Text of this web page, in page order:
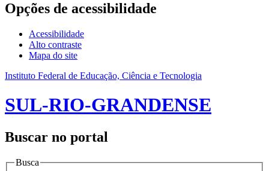
Opções de acessibilidade
Acessibilidade
Alto contraste
Mapa do site
Instituto Federal de Educação, Ciência e Tecnologia
SUL-RIO-GRANDENSE
Buscar no portal
Busca